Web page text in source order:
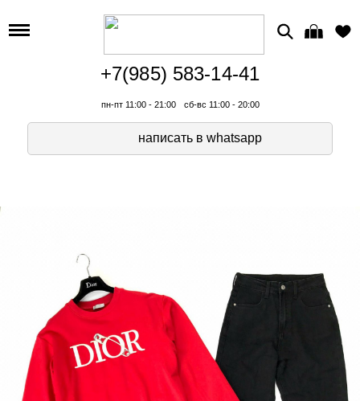
+7(985) 583-14-41
пн-пт 11:00 - 21:00 сб-вс 11:00 - 20:00
написать в whatsapp